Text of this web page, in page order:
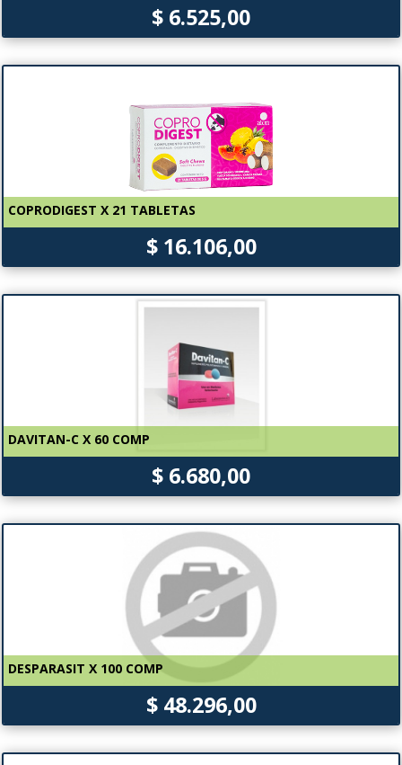
$ 6.525,00
COPRODIGEST X 21 TABLETAS
$ 16.106,00
DAVITAN-C X 60 COMP
$ 6.680,00
DESPARASIT X 100 COMP
$ 48.296,00